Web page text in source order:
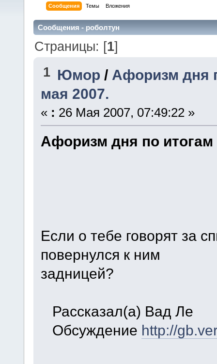
Сообщения Темы Вложения
Сообщения - роболтун
Страницы: [1]
1 Юмор / Афоризм дня
мая 2007.
« : 26 Мая 2007, 07:49:22 »
Афоризм дня по итогам
Если о тебе говорят за
повернулся к ним
задницей?
Рассказал(a) Вад Ле
Обсуждение http://